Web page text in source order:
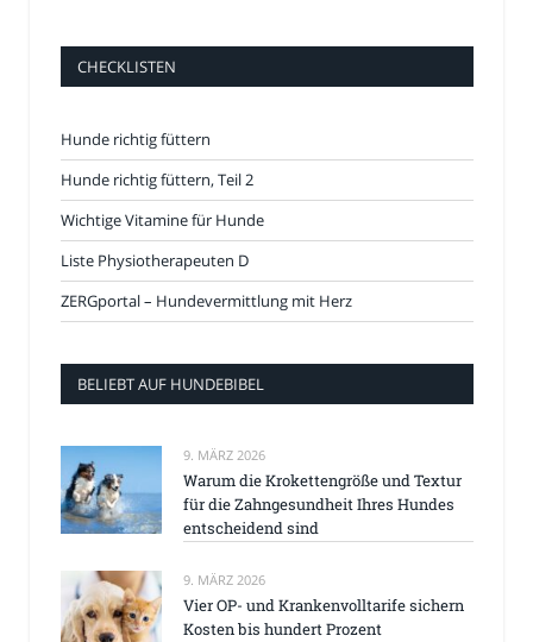
CHECKLISTEN
Hunde richtig füttern
Hunde richtig füttern, Teil 2
Wichtige Vitamine für Hunde
Liste Physiotherapeuten D
ZERGportal – Hundevermittlung mit Herz
BELIEBT AUF HUNDEBIBEL
9. MÄRZ 2026
Warum die Krokettengröße und Textur
für die Zahngesundheit Ihres Hundes
entscheidend sind
9. MÄRZ 2026
Vier OP- und Krankenvolltarife sichern
Kosten bis hundert Prozent